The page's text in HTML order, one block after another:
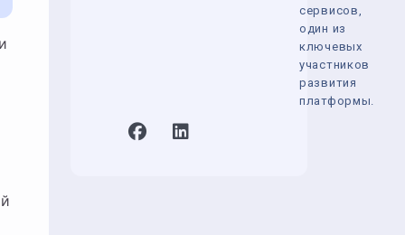
сервисов,
один из
ключевых
участников
развития
платформы.